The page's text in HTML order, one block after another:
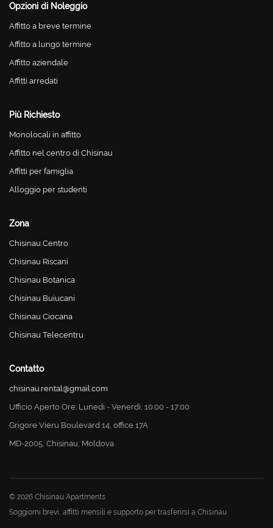
Opzioni di Noleggio
Affitto a breve termine
Affitto a lungo termine
Affitto aziendale
Affitti arredati
Più Richiesto
Monolocali in affitto
Affitto nel centro di Chisinau
Affitti per famiglia
Alloggio per studenti
Zona
Chisinau Centro
Chisinau Riscani
Chisinau Botanica
Chisinau Buiucani
Chisinau Ciocana
Chisinau Telecentru
Contatto
chisinau.rental@gmail.com
Ufficio Aperto Ore: Lunedi - Venerdì, 10:00 - 17:00
Grigore Vieru Boulevard 14, office 17A
MD-2005, Chisinau, Moldova
© 2026 Chisinau Apartments
Soggiorni brevi, affitti mensili e supporto per trasferirsi a Chisinau